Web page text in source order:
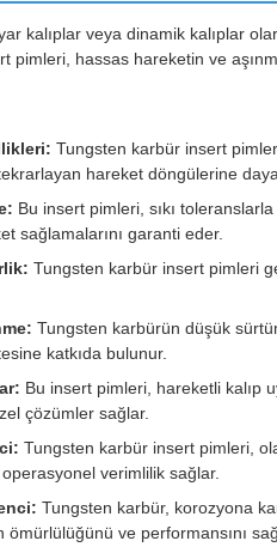
kalıplar veya dinamik kalıplar
pimleri, hassas hareketin ve
Tungsten karbür insert
hareket döngülerine
Bu insert pimleri, sıkı
sağlamalarını garanti eder.
Tungsten karbür insert pimleri
Tungsten karbürün düşük
katkıda bulunur.
Bu insert pimleri, hareketli kalıp
çözümler sağlar.
Tungsten karbür insert pimleri,
verimlilik sağlar.
Tungsten karbür, korozyona
ömürlülüğünü ve performansını